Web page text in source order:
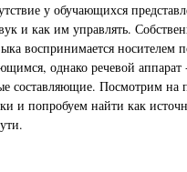
у обучающихся
и как им управлять.
воспринимается носителем
однако речевой
составляющие. Посмотрим на
и попробуем найти как